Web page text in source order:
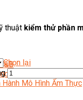
Mô Hình Ẩm Thực
thuật kiểm thử phần
Chọn lại